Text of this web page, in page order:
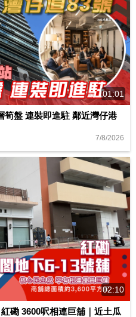
01:01
筍盤 連裝即進駐 鄰近灣仔港
7/8/2026
02:10
磡 3600呎相連巨舖｜近土瓜